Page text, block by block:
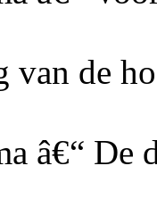
van de
â€“